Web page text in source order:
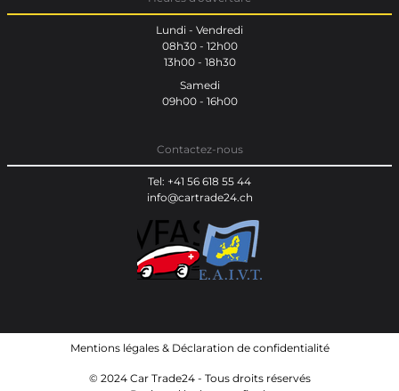
Lundi - Vendredi
08h30 - 12h00
13h00 - 18h30
Samedi
09h00 - 16h00
Contactez-nous
Tel: +41 56 618 55 44
info@cartrade24.ch
Mentions légales& Déclaration de confidentialité
© 2024 Car Trade24 - Tous droits réservés